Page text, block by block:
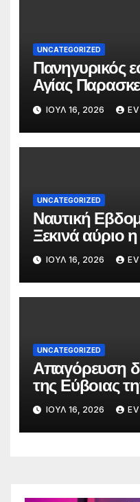
UNCATEGORIZED
Πανηγυρικός
Αγίας
τις 25 και 26
ΙΟΎΛ 16, 2026
UNCATEGORIZED
Ναυτική
Ξεκινά αύριο
στο όνομα της
ΙΟΎΛ 16, 2026
UNCATEGORIZED
Απαγόρευση
της Εύβοιας
λόγω πολύ
πυρκαγιάς
ΙΟΎΛ 16, 2026